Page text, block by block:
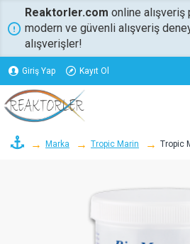
Reaktorler.com online alışveriş
modern ve güvenli alışveriş
alışverişler!
Giriş Yap Kayıt Ol
Marka Tropic Marin Tropic